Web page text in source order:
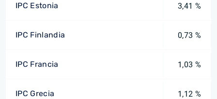
IPC Estonia 3,41 %
IPC Finlandia 0,73 %
IPC Francia 1,03 %
IPC Grecia 1,12 %